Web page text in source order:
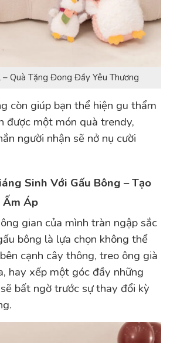
Quà Tặng Đong Đầy Yêu Thương
còn giúp bạn thể hiện gu thẩm
được một món quà trendy,
người nhận sẽ nở nụ cười
Sinh Với Gấu Bông – Tạo
Ấm Áp
gian của mình tràn ngập sắc
bông là lựa chọn không thể
cạnh cây thông, treo ông già
hay xếp một góc đầy những
bất ngờ trước sự thay đổi kỳ